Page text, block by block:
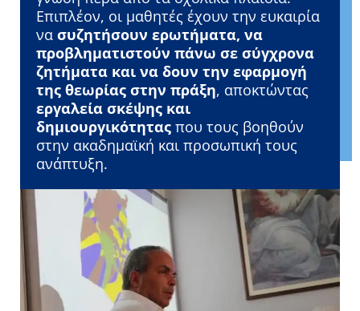
Επιπλέον, οι μαθητές έχουν την ευκαιρία
να συζητήσουν ερωτήματα, να
προβληματιστούν πάνω σε σύγχρονα
ζητήματα και να δουν την εφαρμογή
της θεωρίας στην πράξη, αποκτώντας
εργαλεία σκέψης και
δημιουργικότητας που τους βοηθούν
στην ακαδημαϊκή και προσωπική τους
ανάπτυξη.